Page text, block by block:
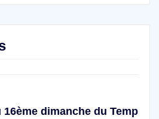
dimanche du Temps